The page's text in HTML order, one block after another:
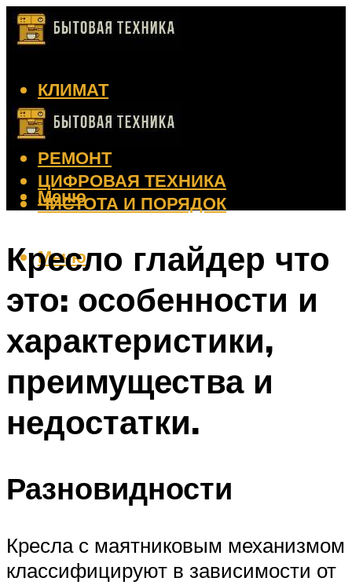
КЛИМАТ
КРАСОТА
КУХНЯ
РЕМОНТ
ЦИФРОВАЯ ТЕХНИКА
ЧИСТОТА И ПОРЯДОК
Меню
Меню
Кресло глайдер что
это: особенности и
характеристики,
преимущества и
недостатки.
Разновидности
Кресла с маятниковым механизмом
классифицируют в зависимости от